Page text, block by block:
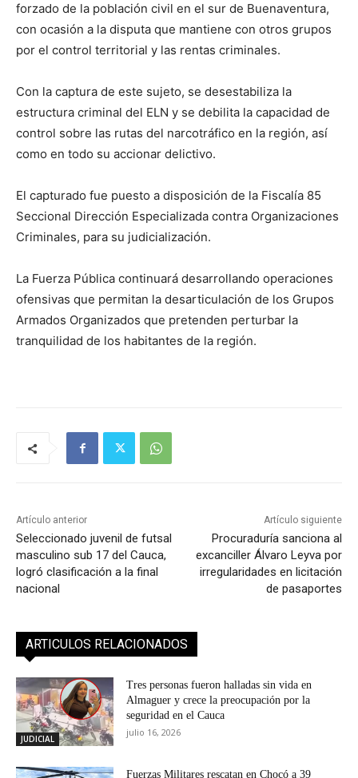
forzado de la población civil en el sur de Buenaventura,
con ocasión a la disputa que mantiene con otros grupos
por el control territorial y las rentas criminales.
Con la captura de este sujeto, se desestabiliza la
estructura criminal del ELN y se debilita la capacidad de
control sobre las rutas del narcotráfico en la región, así
como en todo su accionar delictivo.
El capturado fue puesto a disposición de la Fiscalía 85
Seccional Dirección Especializada contra Organizaciones
Criminales, para su judicialización.
La Fuerza Pública continuará desarrollando operaciones
ofensivas que permitan la desarticulación de los Grupos
Armados Organizados que pretenden perturbar la
tranquilidad de los habitantes de la región.
Artículo anterior
Seleccionado juvenil de futsal
masculino sub 17 del Cauca,
logró clasificación a la final
nacional
Artículo siguiente
Procuraduría sanciona al
excanciller Álvaro Leyva por
irregularidades en licitación
de pasaportes
ARTICULOS RELACIONADOS
JUDICIAL
Tres personas fueron halladas sin vida en
Almaguer y crece la preocupación por la
seguridad en el Cauca
julio 16, 2026
Fuerzas Militares rescatan en Chocó a 39